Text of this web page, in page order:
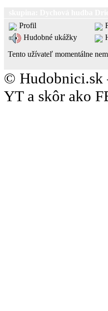
Profil
Hudobné ukážky
Tento užívateľ momentálne
© Hudobnici.sk
YT a skôr ako